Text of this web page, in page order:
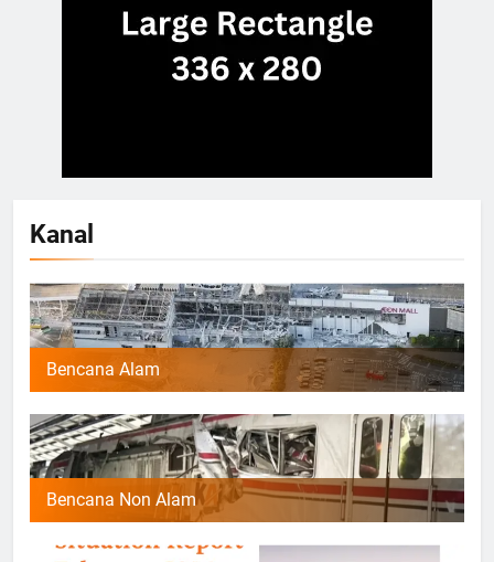
Kanal
Bencana Alam
Bencana Non Alam